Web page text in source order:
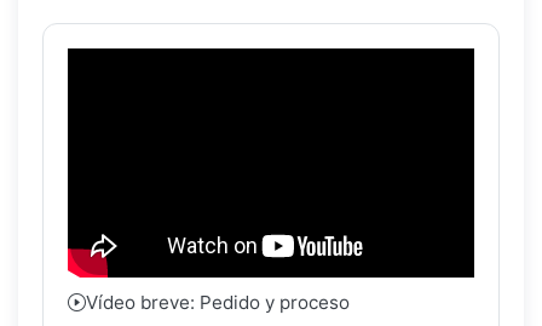
Vídeo breve: Pedido y proceso